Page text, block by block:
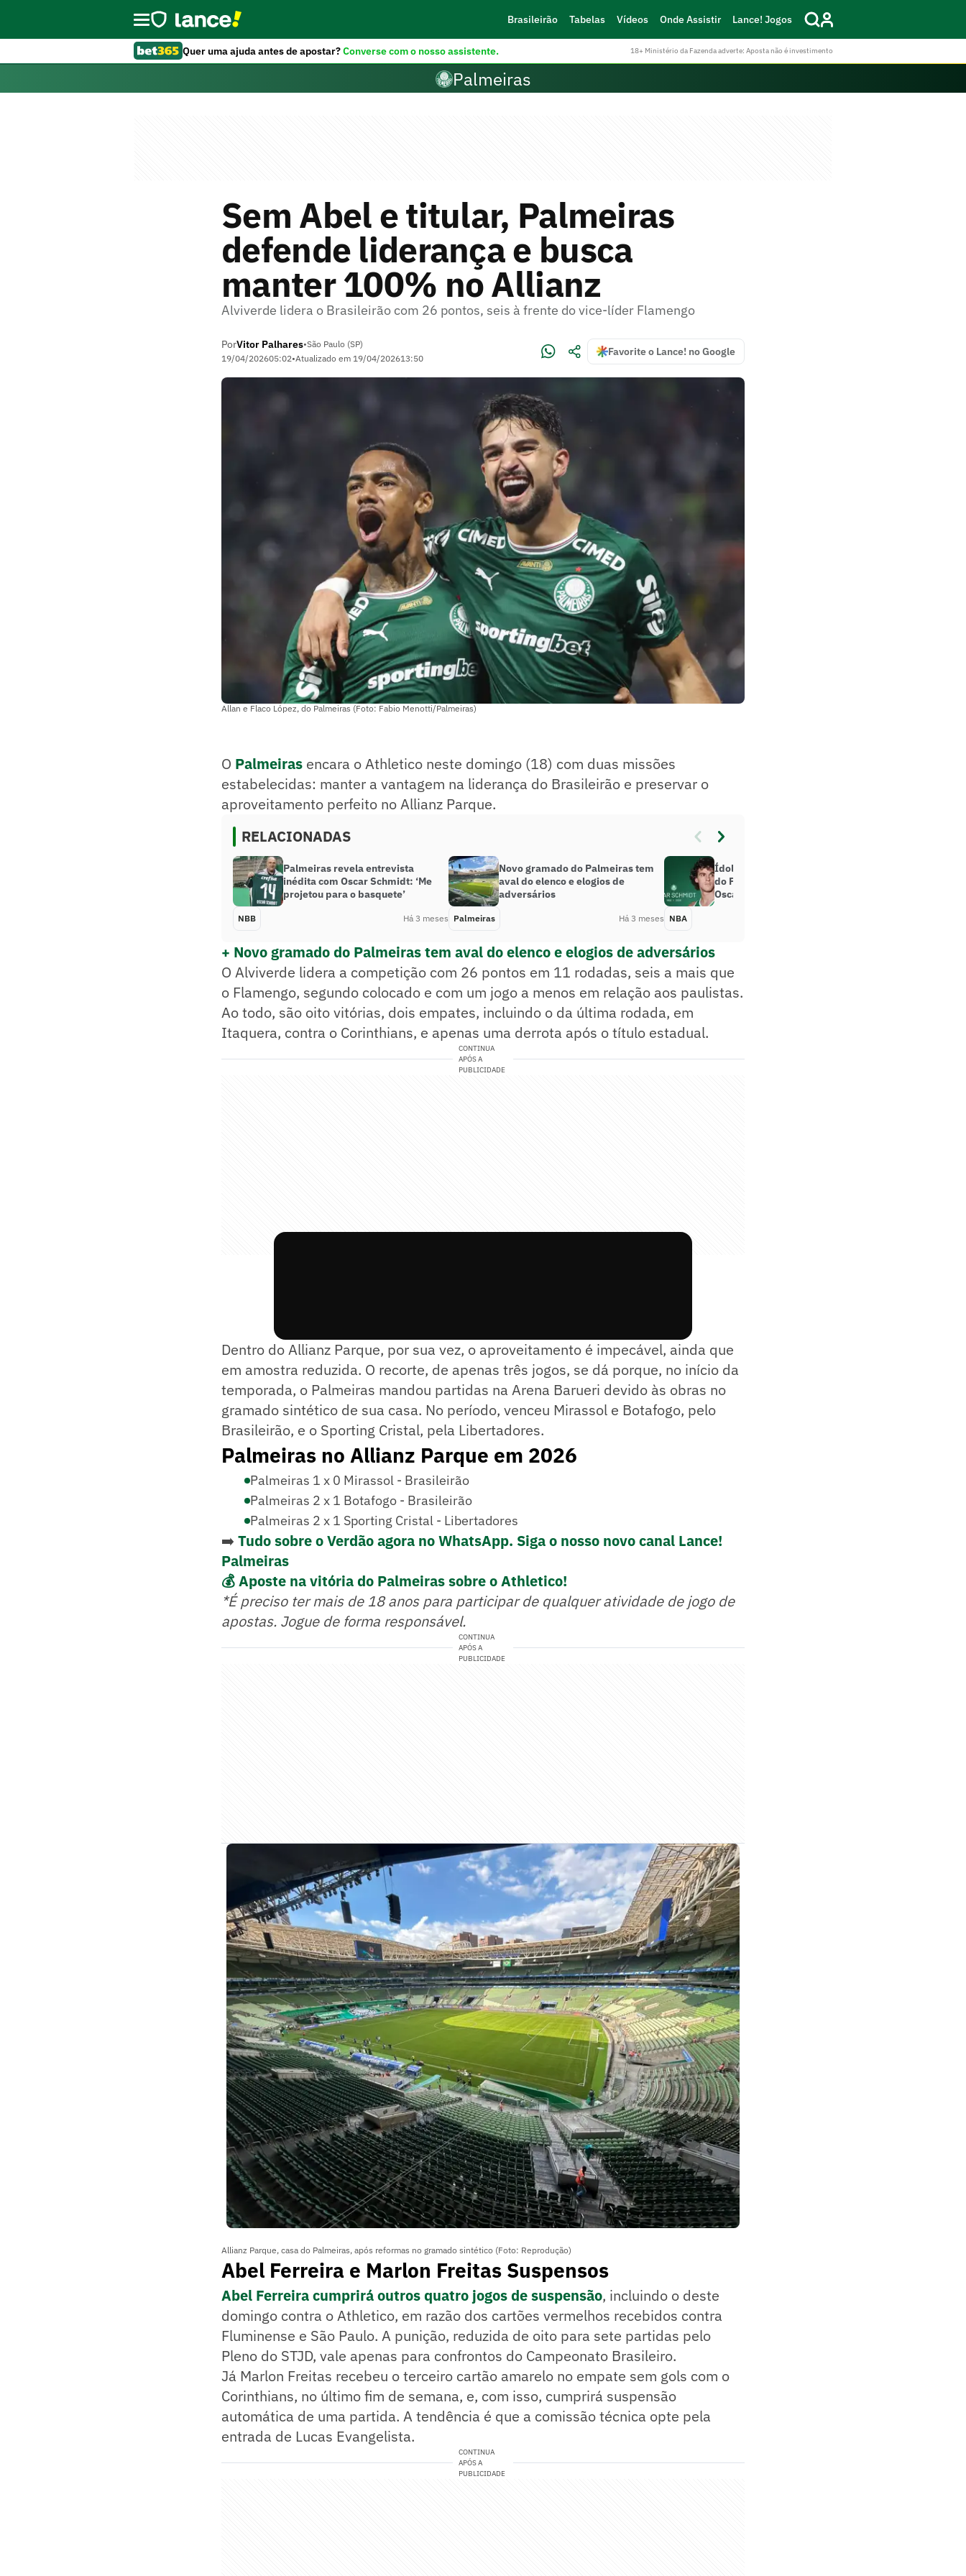
Brasileirão Tabelas Vídeos Onde Assistir Lance! Jogos
Quer uma ajuda antes de apostar?Converse com o nosso assistente. 18+ Ministério da Fazenda adverte: Aposta não é investimento
Palmeiras
Sem Abel e titular, Palmeiras
defende liderança e busca
manter 100% no Allianz
Alviverde lidera o Brasileirão com 26 pontos, seis à frente do vice-líder Flamengo
PorVitor Palhares•São Paulo (SP)
19/04/202605:02•Atualizado em 19/04/202613:50
Favorite o Lance! no Google
Allan e Flaco López, do Palmeiras (Foto: Fabio Menotti/Palmeiras)
O Palmeiras encara o Athletico neste domingo (18) com duas missões
estabelecidas: manter a vantagem na liderança do Brasileirão e preservar o
aproveitamento perfeito no Allianz Parque.
RELACIONADAS
Palmeiras revela entrevista
inédita com Oscar Schmidt: ‘Me
projetou para o basquete’
NBB Há 3 meses
Novo gramado do Palmeiras tem
aval do elenco e elogios de
adversários
Palmeiras Há 3 meses
Ídolo do basquete usa postagem
do Palmeiras para se despedir de
Oscar Schmidt
NBA
+ Novo gramado do Palmeiras tem aval do elenco e elogios de adversários
O Alviverde lidera a competição com 26 pontos em 11 rodadas, seis a mais que
o Flamengo, segundo colocado e com um jogo a menos em relação aos paulistas.
Ao todo, são oito vitórias, dois empates, incluindo o da última rodada, em
Itaquera, contra o Corinthians, e apenas uma derrota após o título estadual.
CONTINUA
APÓS A
PUBLICIDADE
Dentro do Allianz Parque, por sua vez, o aproveitamento é impecável, ainda que
em amostra reduzida. O recorte, de apenas três jogos, se dá porque, no início da
temporada, o Palmeiras mandou partidas na Arena Barueri devido às obras no
gramado sintético de sua casa. No período, venceu Mirassol e Botafogo, pelo
Brasileirão, e o Sporting Cristal, pela Libertadores.
Palmeiras no Allianz Parque em 2026
Palmeiras 1 x 0 Mirassol - Brasileirão
Palmeiras 2 x 1 Botafogo - Brasileirão
Palmeiras 2 x 1 Sporting Cristal - Libertadores
➡️ Tudo sobre o Verdão agora no WhatsApp. Siga o nosso novo canal Lance!
Palmeiras
💰 Aposte na vitória do Palmeiras sobre o Athletico!
*É preciso ter mais de 18 anos para participar de qualquer atividade de jogo de
apostas. Jogue de forma responsável.
CONTINUA
APÓS A
PUBLICIDADE
Allianz Parque, casa do Palmeiras, após reformas no gramado sintético (Foto: Reprodução)
Abel Ferreira e Marlon Freitas Suspensos
Abel Ferreira cumprirá outros quatro jogos de suspensão, incluindo o deste
domingo contra o Athletico, em razão dos cartões vermelhos recebidos contra
Fluminense e São Paulo. A punição, reduzida de oito para sete partidas pelo
Pleno do STJD, vale apenas para confrontos do Campeonato Brasileiro.
Já Marlon Freitas recebeu o terceiro cartão amarelo no empate sem gols com o
Corinthians, no último fim de semana, e, com isso, cumprirá suspensão
automática de uma partida. A tendência é que a comissão técnica opte pela
entrada de Lucas Evangelista.
CONTINUA
APÓS A
PUBLICIDADE